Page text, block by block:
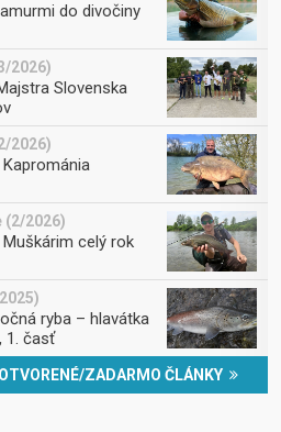
do divočiny
2026)
Slovenska
2026)
(2/2026)
Muškárim celý rok
ryba – hlavátka
1. časť
ZADARMO ČLÁNKY